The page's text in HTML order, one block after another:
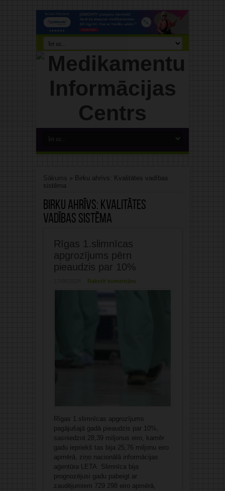
Sākums » Birku ahrīvs: Kvalitātes vadības
sistēma
Birku ahrīvs: Kvalitātes
vadības sistēma
Rīgas 1.slimnīcas
apgrozījums pērn
pieaudzis par 10%
Rakstīt komentāru
Rīgas 1.slimnīcas apgrozījums
pagājušajā gadā pieaudzis par 10%,
sasniedzot 28,39 miljonus eiro, kamēr
gadu iepriekš tas bija 25,76 miljonu eiro
apmērā, ziņo nacionālā informācijas
aģentūra LETA. Slimnīca bija
prognozējusi gadu pabeigt ar
zaudējumiem 729 298 eiro apmērā,